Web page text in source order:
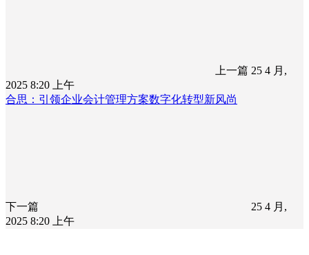
上一篇 25 4 月,
2025 8:20 上午
合思：引领企业会计管理方案数字化转型新风尚
下一篇
25 4 月,
2025 8:20 上午